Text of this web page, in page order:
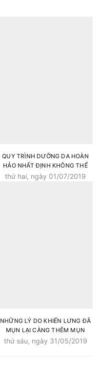
QUY TRÌNH DƯỠNG DA HOÀN
HẢO NHẤT ĐỊNH KHÔNG THỂ
THIẾU BƯỚC THẢI ĐỘC, DƯỠNG
thứ hai, ngày 01/07/2019
NHỮNG LÝ DO KHIẾN LƯNG ĐÃ
MỤN LẠI CÀNG THÊM MỤN
thứ sáu, ngày 31/05/2019